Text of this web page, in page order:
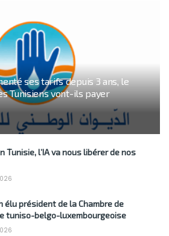
ses tarifs depuis 3 ans, le
Tunisiens vont-ils payer
Tunisie, l’IA va nous libérer de nos
élu président de la Chambre de
tuniso-belgo-luxembourgeoise